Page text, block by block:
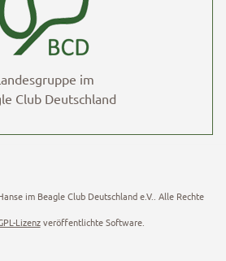
im
Club Deutschland
im Beagle Club Deutschland e.V.. Alle Rechte
Lizenzveröffentlichte Software.